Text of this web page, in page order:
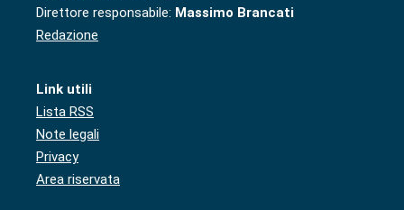
Direttore responsabile: Massimo Brancati
Redazione
Link utili
Lista RSS
Note legali
Privacy
Area riservata